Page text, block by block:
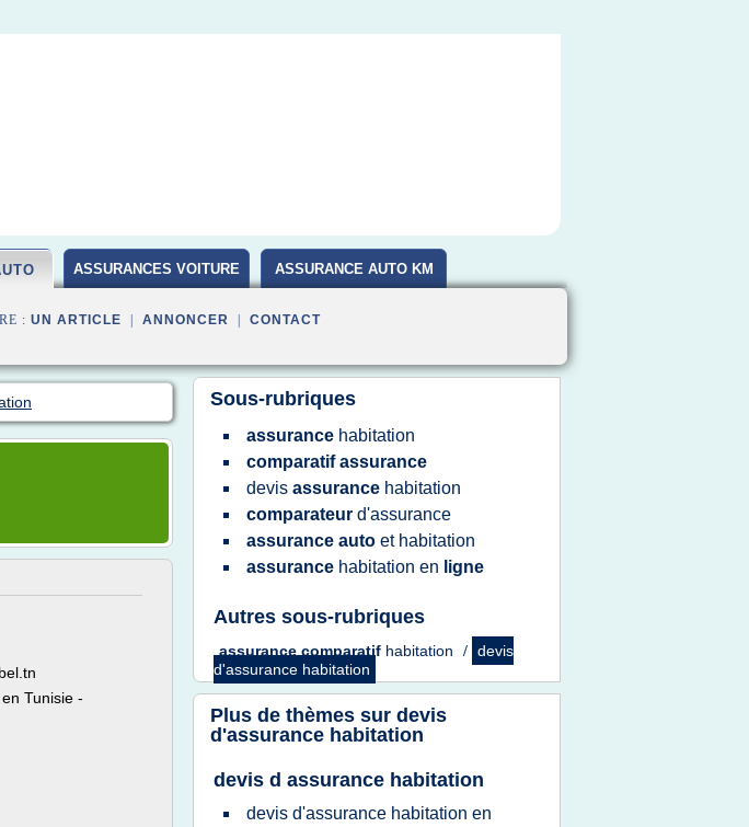
ASSURANCES VOITURE ASSURANCE AUTO KM
: UN ARTICLE ANNONCER CONTACT
Tunisie -
Sous-rubriques
assurance habitation
comparatif assurance
devis assurance habitation
comparateur d'assurance
assurance auto et habitation
assurance habitation en ligne
Autres sous-rubriques
assurance comparatif habitation / devis
d'assurance habitation
Plus de thèmes sur devis
d'assurance habitation
devis d assurance habitation
devis d'assurance habitation en